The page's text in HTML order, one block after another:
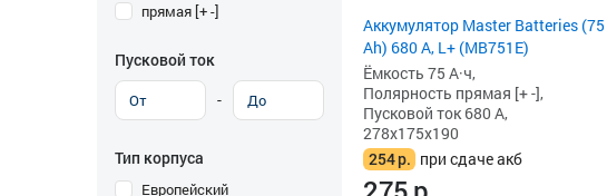
прямая [+ -]
Пусковой ток
-
Тип корпуса
Европейский
Аккумулятор Master Batteries (75
Ah) 680 А, L+ (MB751E)
Ёмкость 75 А·ч,
Полярность прямая [+ -],
Пусковой ток 680 А,
278x175x190
254р. при сдаче акб